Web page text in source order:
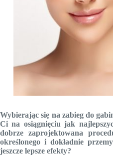
Wybierając się na zabieg do
Ci na osiągnięciu jak
dobrze zaprojektowana
określonego i dokładnie
jeszcze lepsze efekty?